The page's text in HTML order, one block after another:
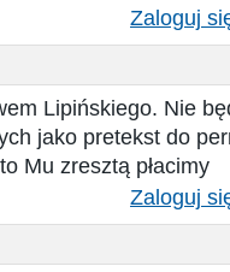
Zaloguj
Lipińskiego. Nie
jako pretekst do
Mu zresztą płacimy
Zaloguj